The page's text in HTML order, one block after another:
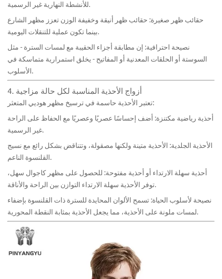
للأنشطة النهارية غير الرسمية.
حقائب ظهر صغيرة: حقائب ظهر أنيقة وخفيفة الوزن تعزز مظهر الشارع
بينما تكون عملية للتنقلات اليومية.
نصيحة احترافية: إن مطابقة أجزاء الحقيبة مع لمسات السترة - مثل
السوستة أو الحلقات المعدنية أو المفاتيح - يخلق استمرارية متماسكة في
الأسلوب.
4. أزواج الأحذية المناسبة لكل حالة مزاجية
تعتبر الأحذية حاسمة في ترسيخ مظهر هوديي المتعثر:
أحذية رياضية مكتنزة: أضف إحساسًا عصريًا وعصريًا مع الحفاظ على الراحة
غير الرسمية.
الأحذية الجلدية: الأحذية متينة ولكنها مصقولة، وتتناقض بشكل رائع مع نسيج
القلنسوة الناعم.
أحذية سهلة الارتداء أو أحذية مفتوحة: للحصول على مظهر كاجوال سهل،
توفر الأحذية سهلة الارتداء التوازن بين الراحة والأناقة.
نصيحة لأسلوب الحياة: تسمح الألوان المحايدة للسترة ذات القلنسوة بإضفاء
لمسات ملونة على الأحذية، مما يجعل الأحذية بمثابة النقطة المحورية.